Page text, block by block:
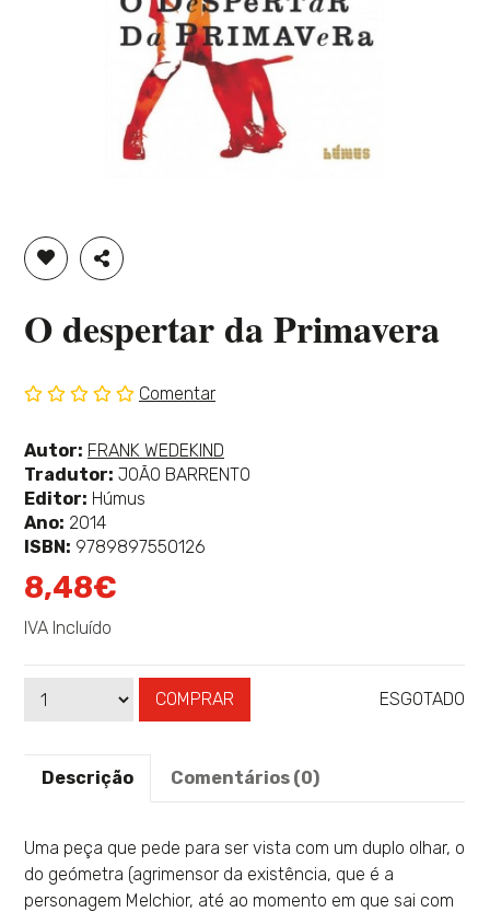
ADICIONAR À LISTA DE DESEJOS
PARTILHAR
O despertar da Primavera
classificação
Comentar
Autor: Ver
mais
sobre
FRANK WEDEKIND
Tradutor: JOÃO BARRENTO
Editor: Húmus
Ano: 2014
ISBN: 9789897550126
8,48€
IVA Incluído
Qtd COMPRAR
Disponibilidade: ESGOTADO
Descrição Comentários (0)
Uma peça que pede para ser vista com um duplo olhar, o
do geómetra (agrimensor da existência, que é a
personagem Melchior, até ao momento em que sai com